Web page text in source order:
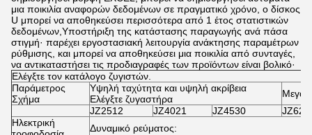
μια ποικιλία αναφορών δεδομένων σε πραγματικό χρόνο, ο δίσκος
U μπορεί να αποθηκεύσει περισσότερα από 1 έτος στατιστικών
δεδομένων,Υποστήριξη της κατάστασης παραγωγής ανά πάσα
στιγμή· παρέχει εργοστασιακή λειτουργία ανάκτησης παραμέτρων
ρύθμισης, και μπορεί να αποθηκεύσει μια ποικιλία από συνταγές,
να αντικαταστήσει τις προδιαγραφές των προϊόντων είναι βολικό·
Ελέγξτε τον κατάλογο ζυγιστών.
Παράμετρος
Σχήμα
Υψηλή ταχύτητα και υψηλή ακρίβεια
Ελέγξτε ζυγαστήρα
JZ2512
JZ4021 JZ4530
Ηλεκτρική
Δυναμικό ρεύματος: